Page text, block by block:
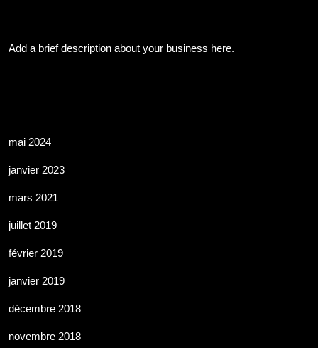
Add a brief description about your business here.
mai 2024
janvier 2023
mars 2021
juillet 2019
février 2019
janvier 2019
décembre 2018
novembre 2018